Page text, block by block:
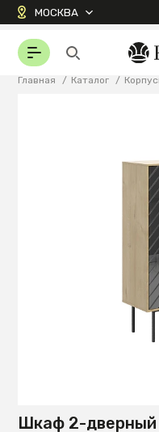
МОСКВА
Главная / Каталог /
Шкаф 2-дверный